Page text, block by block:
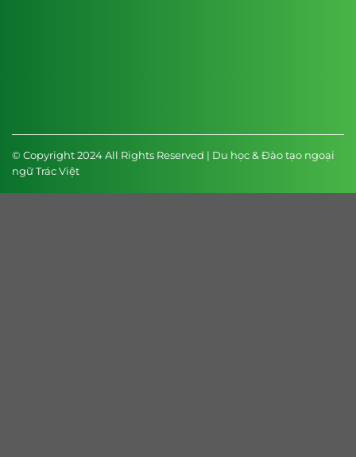
© Copyright 2024 All Rights Reserved | Du học & Đào tạo ngoại
ngữ Trác Việt